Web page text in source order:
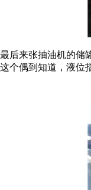
最后来张抽油机的储
这个偶到知道，液位